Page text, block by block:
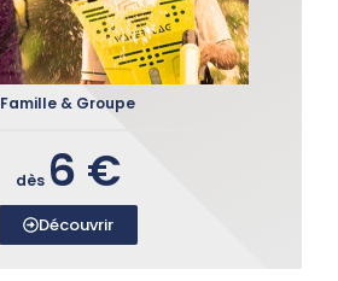
Famille & Groupe
dès 6 €
Découvrir